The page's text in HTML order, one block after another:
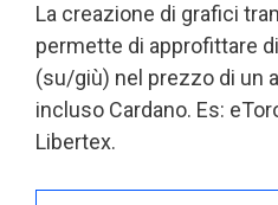
La creazione di grafici
permette di approfittare
(su/giù) nel prezzo di un
incluso Cardano. Es:
Libertex.